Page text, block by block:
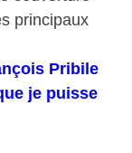
principaux
Pribile
je puisse